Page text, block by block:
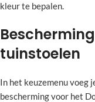
kleur te bepalen.
tuinstoelen
In het keuzemenu voeg
bescherming voor het